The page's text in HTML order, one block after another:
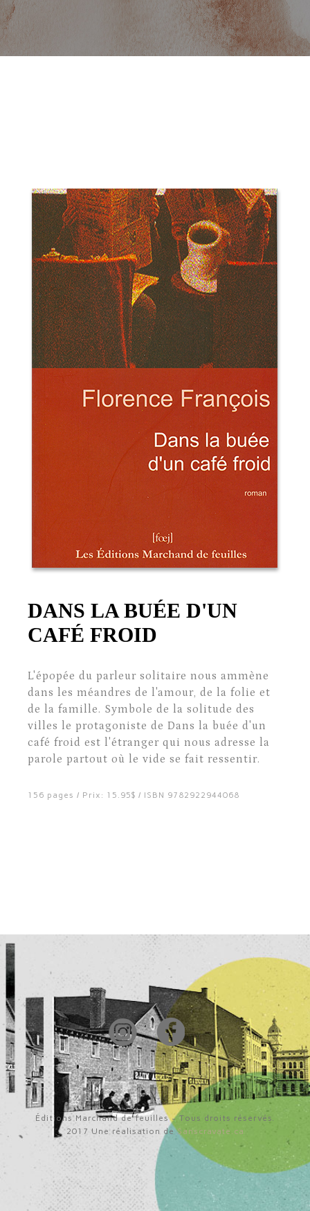
DANS LA BUÉE D'UN
CAFÉ FROID
L'épopée du parleur solitaire nous ammène
dans les méandres de l'amour, de la folie et
de la famille. Symbole de la solitude des
villes le protagoniste de Dans la buée d'un
café froid est l'étranger qui nous adresse la
parole partout où le vide se fait ressentir.
156 pages / Prix: 15.95$ / ISBN 9782922944068
Éditions Marchand de feuilles - Tous droits réservés.
2017 Une réalisation deSanscravate.ca